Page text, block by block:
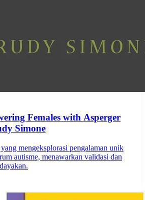
Females with Asperger
Simone
mengeksplorasi pengalaman unik
autisme, menawarkan validasi dan